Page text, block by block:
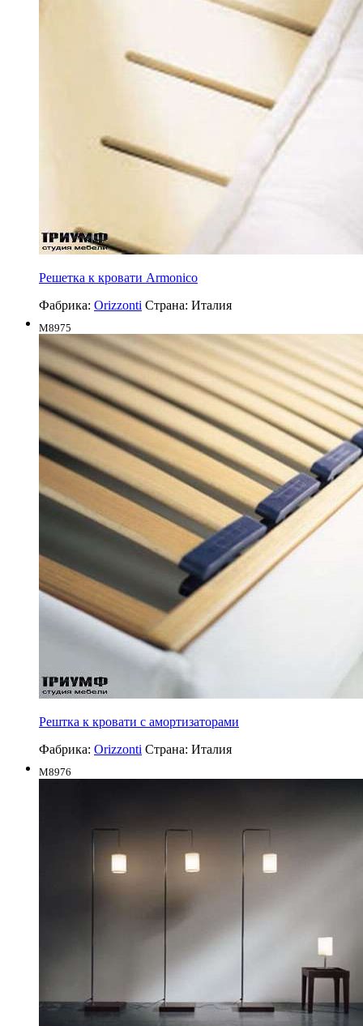
Решетка к кровати Armonico
Фабрика: Orizzonti Страна: Италия
M8975
Рештка к кровати с амортизаторами
Фабрика: Orizzonti Страна: Италия
M8976